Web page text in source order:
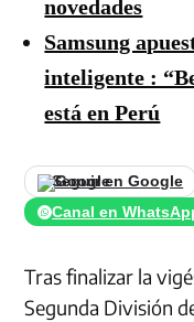
novedades
Samsung
inteligente :
está en Perú
Seguir en Google
Canal en
Tras finalizar la
Segunda División